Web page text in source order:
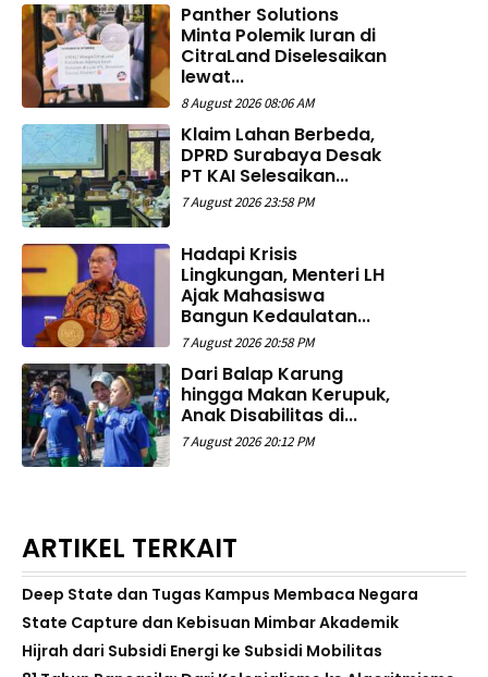
Panther Solutions
Minta Polemik Iuran di
CitraLand Diselesaikan
lewat...
8 August 2026 08:06 AM
Klaim Lahan Berbeda,
DPRD Surabaya Desak
PT KAI Selesaikan...
7 August 2026 23:58 PM
Hadapi Krisis
Lingkungan, Menteri LH
Ajak Mahasiswa
Bangun Kedaulatan...
7 August 2026 20:58 PM
Dari Balap Karung
hingga Makan Kerupuk,
Anak Disabilitas di...
7 August 2026 20:12 PM
ARTIKEL TERKAIT
Deep State dan Tugas Kampus Membaca Negara
State Capture dan Kebisuan Mimbar Akademik
Hijrah dari Subsidi Energi ke Subsidi Mobilitas